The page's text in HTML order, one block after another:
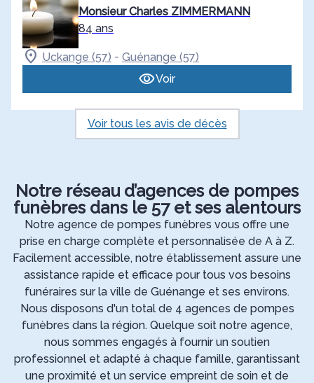
Monsieur Charles ZIMMERMANN
84 ans
Uckange (57) - Guénange (57)
Voir
Voir tous les avis de décès
Notre réseau d’agences de pompes
funèbres dans le 57 et ses alentours
Notre agence de pompes funèbres vous offre une
prise en charge complète et personnalisée de A à Z.
Facilement accessible, notre établissement assure une
assistance rapide et efficace pour tous vos besoins
funéraires sur la ville de Guénange et ses environs.
Nous disposons d'un total de 4 agences de pompes
funèbres dans la région. Quelque soit notre agence,
nous sommes engagés à fournir un soutien
professionnel et adapté à chaque famille, garantissant
une proximité et un service empreint de soin et de